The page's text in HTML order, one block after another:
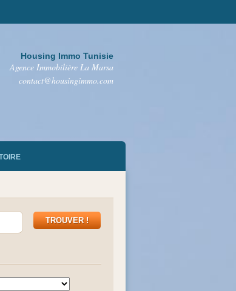
Housing Immo Tunisie
Agence Immobilière La Marsa
contact@housingimmo.com